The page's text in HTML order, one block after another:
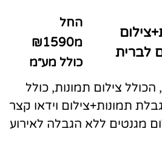
לברית
החל
מ₪1590
כולל מע״מ
הכולל צילום תמונות, כולל
תמונות+צילום וידאו קצר
מגנטים ללא הגבלה לאירוע